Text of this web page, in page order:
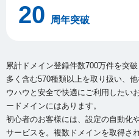
20 周年突破
累計ドメイン登録件数700万件を突
多く含む570種類以上を取り扱い、
ウハウと安全で快適にご利用したい
ードメインにはあります。
初心者のお客様には、設定の自動化
サービスを。複数ドメインを取得さ